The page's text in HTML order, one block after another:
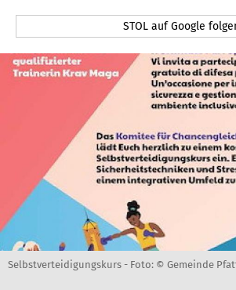
STOL auf Google
Selbstverteidigungskurs - Foto: © Gemeinde